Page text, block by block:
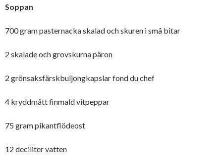
Soppan
700 gram pasternacka skalad och skuren i små bitar
2 skalade och grovskurna päron
2 grönsaksfärskbuljongkapslar fond du chef
4 kryddmått finmald vitpeppar
75 gram pikantflödeost
12 deciliter vatten